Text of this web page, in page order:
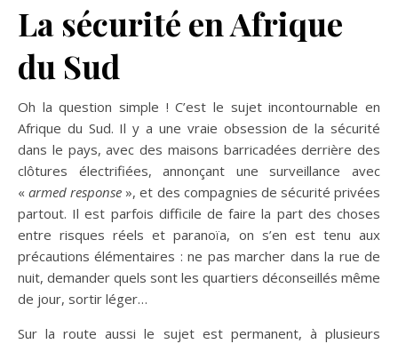
La sécurité en Afrique
du Sud
Oh la question simple ! C’est le sujet incontournable en
Afrique du Sud. Il y a une vraie obsession de la sécurité
dans le pays, avec des maisons barricadées derrière des
clôtures électrifiées, annonçant une surveillance avec
«armed response », et des compagnies de sécurité privées
partout. Il est parfois difficile de faire la part des choses
entre risques réels et paranoïa, on s’en est tenu aux
précautions élémentaires : ne pas marcher dans la rue de
nuit, demander quels sont les quartiers déconseillés même
de jour, sortir léger…
Sur la route aussi le sujet est permanent, à plusieurs